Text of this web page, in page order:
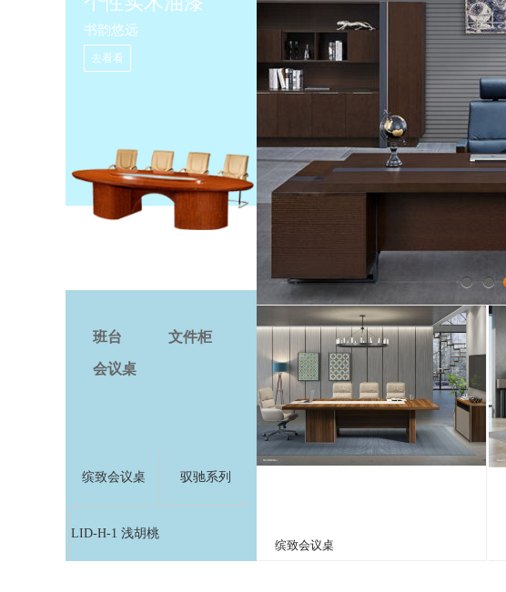
书韵悠远
去看看
班台 文件柜
会议桌
缤致会议桌 驭驰系列
LID-H-1 浅胡桃
缤致会议桌